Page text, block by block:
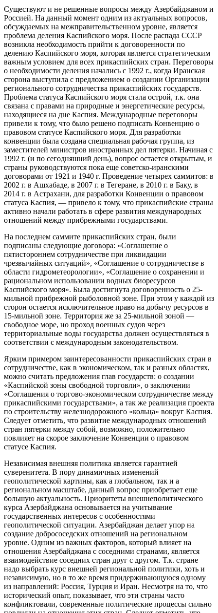
Существуют и не решенные вопросы между Азербайджаном и
Россией. На данный момент одним из актуальных вопросов,
обсуждаемых на межправительственном уровне, является
проблема деления Каспийского моря. После распада СССР
возникла необходимость прийти к договоренности по
делению Каспийского моря, которая является стратегическим
важным условием для всех прикаспийских стран. Переговоры
о необходимости деления начались с 1992 г., когда Иранская
сторона выступила с предложением о создании Организации
регионального сотрудничества прикаспийских государств.
Проблема статуса Каспийского моря стала острой, т.к. она
связана с правами на природные и энергетические ресурсы,
находящиеся на дне Каспия. Международные переговоры
привели к тому, что было решено подписать Конвенцию о
правовом статусе Каспийского моря. Для разработки
конвенции была создана специальная рабочая группа, из
заместителей министров иностранных дел пятерки. Начиная с
1992 г. (и по сегодняшний день), вопрос остается открытым, и
страны руководствуются пока еще советско-иранскими
договорами от 1921 и 1940 г. Проведение четырех саммитов: в
2002 г. в Ашхабаде, в 2007 г. в Тегеране, в 2010 г. в Баку, в
2014 г. в Астрахани, для разработки Конвенции о правовом
статуса Каспия, — привело к тому, что прикаспийские страны
активно начали работать в сфере развития международных
отношений между прибрежными государствами.
На последнем саммите прикаспийских стран, были
подписаны следующие договора: «Соглашение о
пятистороннем сотрудничестве при ликвидации
чрезвычайных ситуаций», «Соглашение о сотрудничестве в
области гидрометеорологии», «Соглашение о сохранении и
рациональном использовании водных биоресурсов
Каспийского моря». Была достигнута договоренность о 25-
мильной прибрежной рыболовной зоне. При этом у каждой из
сторон остается исключительное право на добычу ресурсов в
15-мильной зоне. Территория же за 25-мильной зоной —
свободное море, но проход военных судов через
территориальные воды государства должен осуществляться в
соответствии с международным законодательством.
Ярким примером заинтересованности прикаспийских стран в
сотрудничестве, как в экономическом, так и разных областях,
можно считать предложения глав государств: о создании
«Каспийской зоны свободной торговли», о заключении
«Соглашения о торгово-экономическом сотрудничестве между
прикаспийскими государствами», а так же реализация проекта
по строительству железнодорожного «кольца» вокруг Каспия.
Следует отметить, что развитие международных отношений
стран пятерки между собой, возможно, положительно
повлияет на скорое заключение Конвенции о правовом
статусе Каспия.
Независимая внешняя политика является гарантией
суверенитета. В пору динамичных изменений
геополитической картины, как а глобальном, так и а
региональном масштабе, данный вопрос приобретает еще
большую актуальность. Приоритеты внешнеполитического
курса Азербайджана основывается на учитывание
государственных интересов с особенностями
геополитической ситуации. Азербайджан делает упор на
создание добрососедских отношений на региональном
уровне. Одним из важных факторов, который влияет на
отношения Азербайджана с соседними странами, является
взаимодействие соседних стран друг с другом. Т.к. стране
надо выбрать курс внешней региональной политики, хоть и
независимую, но в то же время придерживающуюся одному
из направлений: Россия, Турция и Иран. Несмотря на то, что
исторический опыт, показывает, что эти страны часто
конфликтовали, современные политические процессы сильно